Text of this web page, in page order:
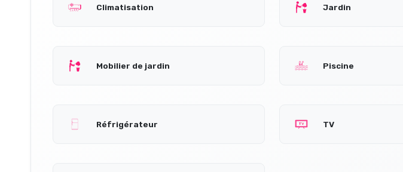
Climatisation Jardin
Mobilier de jardin Piscine
Réfrigérateur TV